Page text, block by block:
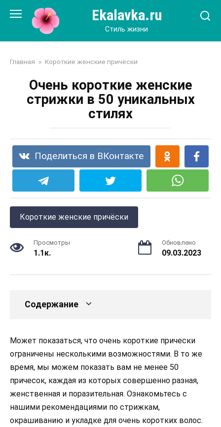
контенту
Ekalavka.ru
Стиль жизни
Главная » Короткие женские причёски
Очень короткие женские
стрижки в 50 уникальных
стилях
Поделиться в ВКонтакте
Короткие женские причёски
Просмотры
1.1к.
Обновлено
09.03.2023
Содержание
Может показаться, что очень короткие прически
ограничены несколькими возможностями. В то же
время, мы можем показать вам не менее 50
причесок, каждая из которых совершенно разная,
женственная и поразительная. Ознакомьтесь с
нашими рекомендациями по стрижкам,
окрашиванию и укладке для очень коротких волос.